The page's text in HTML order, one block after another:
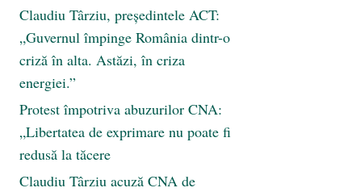
Claudiu Târziu, președintele ACT:
„Guvernul împinge România dintr-o
criză în alta. Astăzi, în criza
energiei.”
Protest împotriva abuzurilor CNA:
„Libertatea de exprimare nu poate fi
redusă la tăcere
Claudiu Târziu acuză CNA de